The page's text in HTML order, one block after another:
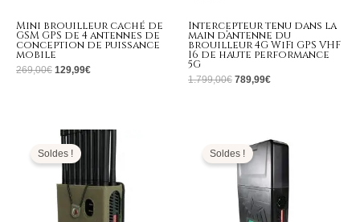
Mini brouilleur caché de
GSM GPS de 4 antennes de
conception de puissance
mobile
269,00€ 129,99€
Intercepteur tenu dans la
main d’antenne du
brouilleur 4G WiFi GPS VHF
16 de haute performance
5G
1.799,00€ 789,99€
Soldes !
Le
prix
initial
était :
1.999,00€.
Le
prix
actuel
est :
899,99€.
Soldes !
de
prix :